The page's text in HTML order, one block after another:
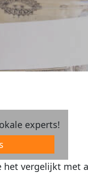
experts!
het vergelijkt